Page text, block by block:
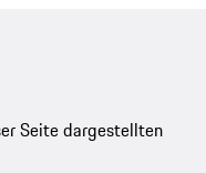
Seite dargestellten